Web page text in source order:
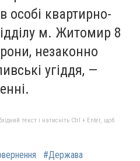
особі квартирно-
м. Житомир 8
незаконно
угіддя, —
текст і натисніть Ctrl + Enter, щоб
#Держава